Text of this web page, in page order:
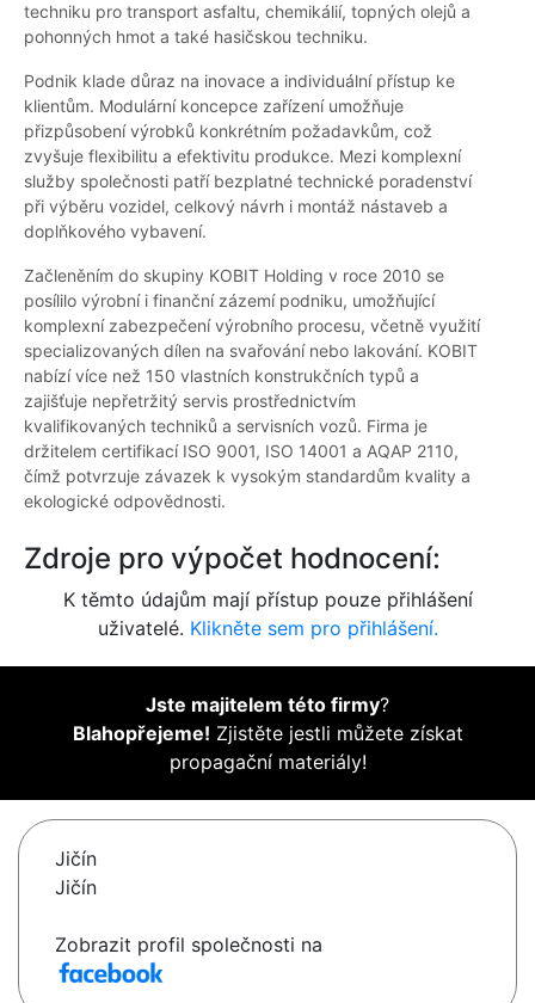
techniku pro transport asfaltu, chemikálií, topných olejů a
pohonných hmot a také hasičskou techniku.
Podnik klade důraz na inovace a individuální přístup ke
klientům. Modulární koncepce zařízení umožňuje
přizpůsobení výrobků konkrétním požadavkům, což
zvyšuje flexibilitu a efektivitu produkce. Mezi komplexní
služby společnosti patří bezplatné technické poradenství
při výběru vozidel, celkový návrh i montáž nástaveb a
doplňkového vybavení.
Začleněním do skupiny KOBIT Holding v roce 2010 se
posílilo výrobní i finanční zázemí podniku, umožňující
komplexní zabezpečení výrobního procesu, včetně využití
specializovaných dílen na svařování nebo lakování. KOBIT
nabízí více než 150 vlastních konstrukčních typů a
zajišťuje nepřetržitý servis prostřednictvím
kvalifikovaných techniků a servisních vozů. Firma je
držitelem certifikací ISO 9001, ISO 14001 a AQAP 2110,
čímž potvrzuje závazek k vysokým standardům kvality a
ekologické odpovědnosti.
Zdroje pro výpočet hodnocení:
K těmto údajům mají přístup pouze přihlášení
uživatelé. Klikněte sem pro přihlášení.
Jste majitelem této firmy?
Blahopřejeme! Zjistěte jestli můžete získat
propagační materiály!
Jičín
Jičín
Zobrazit profil společnosti na